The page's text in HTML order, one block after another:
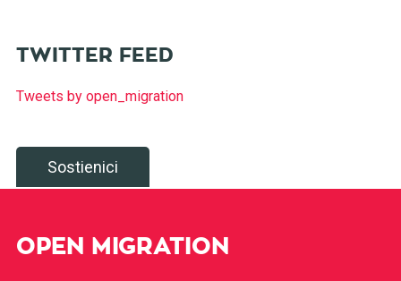
TWITTER FEED
Tweets by open_migration
Sostienici
OPEN MIGRATION